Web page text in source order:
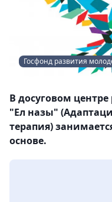
Госфонд развития
В досуговом
"Ел назы"
терапия)
основе.